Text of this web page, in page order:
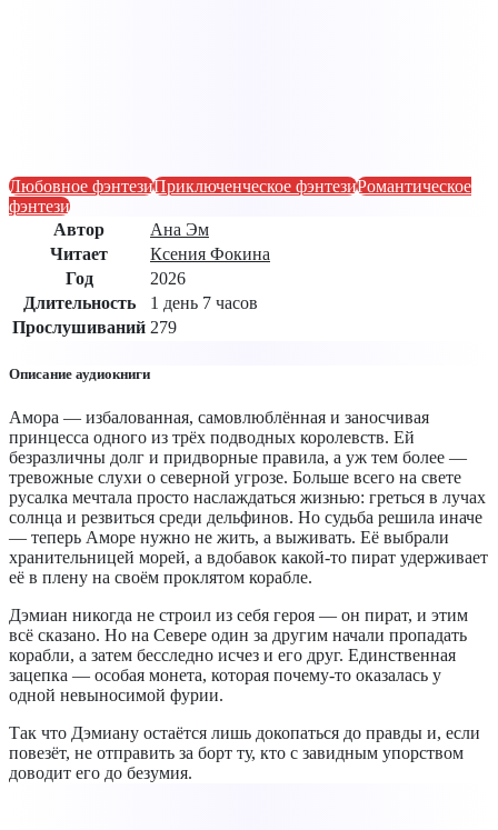
Любовное фэнтезиПриключенческое фэнтезиРомантическое
фэнтези
Автор
Ана Эм
Читает
Ксения Фокина
Год
2026
Длительность
1 день 7 часов
Прослушиваний 279
Описание аудиокниги
Амора — избалованная, самовлюблённая и заносчивая
принцесса одного из трёх подводных королевств. Ей
безразличны долг и придворные правила, а уж тем более —
тревожные слухи о северной угрозе. Больше всего на свете
русалка мечтала просто наслаждаться жизнью: греться в лучах
солнца и резвиться среди дельфинов. Но судьба решила иначе
— теперь Аморе нужно не жить, а выживать. Её выбрали
хранительницей морей, а вдобавок какой-то пират удерживает
её в плену на своём проклятом корабле.
Дэмиан никогда не строил из себя героя — он пират, и этим
всё сказано. Но на Севере один за другим начали пропадать
корабли, а затем бесследно исчез и его друг. Единственная
зацепка — особая монета, которая почему-то оказалась у
одной невыносимой фурии.
Так что Дэмиану остаётся лишь докопаться до правды и, если
повезёт, не отправить за борт ту, кто с завидным упорством
доводит его до безумия.